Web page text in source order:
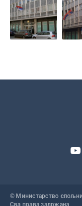
© Министарство
Сва права задржана